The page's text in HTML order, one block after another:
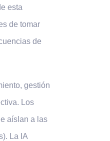
esta
de tomar
de
gestión
Los
aíslan a las
La IA